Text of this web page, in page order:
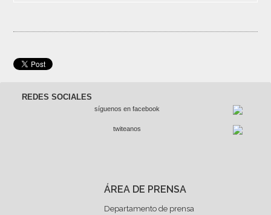
REDES SOCIALES
síguenos en facebook
twiteanos
ÁREA DE PRENSA
Departamento de prensa